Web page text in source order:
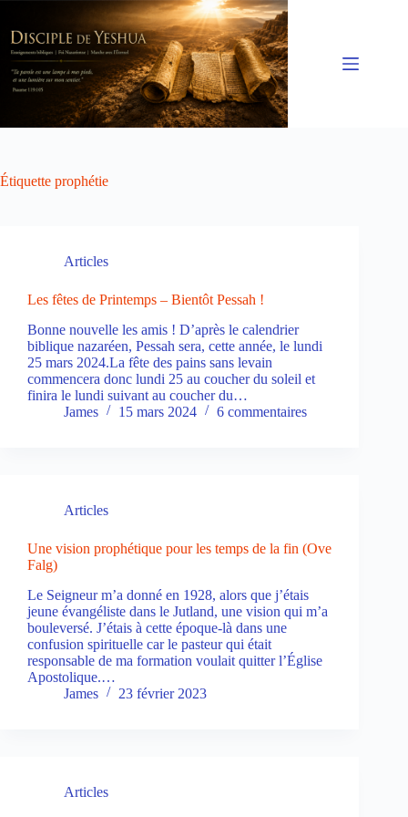
contenu
Étiquette prophétie
Articles
Les fêtes de Printemps – Bientôt Pessah !
Bonne nouvelle les amis ! D’après le calendrier
biblique nazaréen, Pessah sera, cette année, le lundi
25 mars 2024.La fête des pains sans levain
commencera donc lundi 25 au coucher du soleil et
finira le lundi suivant au coucher du…
James
15 mars 2024 6 commentaires
Articles
Une vision prophétique pour les temps de la fin (Ove
Falg)
Le Seigneur m’a donné en 1928, alors que j’étais
jeune évangéliste dans le Jutland, une vision qui m’a
bouleversé. J’étais à cette époque-là dans une
confusion spirituelle car le pasteur qui était
responsable de ma formation voulait quitter l’Église
Apostolique.…
James
23 février 2023
Articles